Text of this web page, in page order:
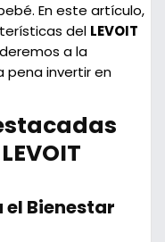
En este artículo,
del LEVOIT
a la
pena invertir en
el Bienestar